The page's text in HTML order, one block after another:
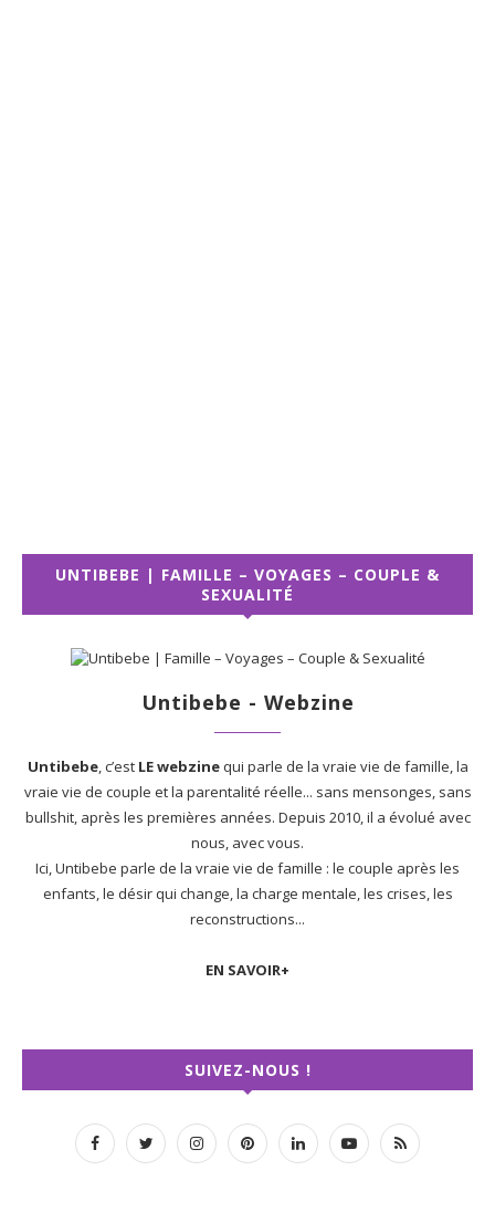
UNTIBEBE | FAMILLE – VOYAGES – COUPLE &
SEXUALITÉ
Untibebe - Webzine
Untibebe, c’est LE webzinequi parle de la vraie vie de famille, la
vraie vie de couple et la parentalité réelle... sans mensonges, sans
bullshit, après les premières années. Depuis 2010, il a évolué avec
nous, avec vous.
Ici, Untibebe parle de la vraie vie de famille : le couple après les
enfants, le désir qui change, la charge mentale, les crises, les
reconstructions...
EN SAVOIR+
SUIVEZ-NOUS !